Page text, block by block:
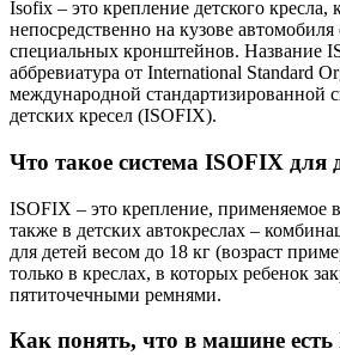
Isofix – это крепление детского кресла,
непосредственно на кузове
специальных кронштейнов. Название
аббревиатура от International Standard
международной стандартизированной
детских кресел (ISOFIX).
Что такое система ISOFIX для
ISOFIX – это крепление, применяемое
также в детских автокреслах –
для детей весом до 18 кг (возраст
только в креслах, в которых ребенок
пятиточечными ремнями.
Как понять, что в машине